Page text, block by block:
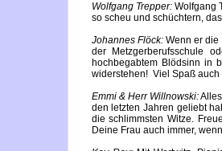
Wolfgang Trepper:Wolfgang
so scheu und schüchtern,
Johannes Flöck:Wenn er die
der Metzgerberufsschule
hochbegabtem Blödsinn in
widerstehen! Viel Spaß auch
Emmi & Herr Willnowski:Alles
den letzten Jahren geliebt
die schlimmsten Witze.
Deine Frau auch immer,